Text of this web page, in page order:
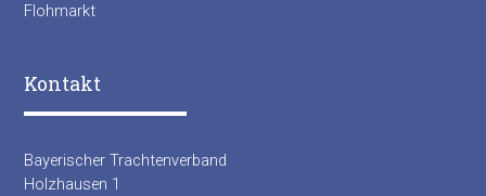
Flohmarkt
Kontakt
Bayerischer Trachtenverband
Holzhausen 1